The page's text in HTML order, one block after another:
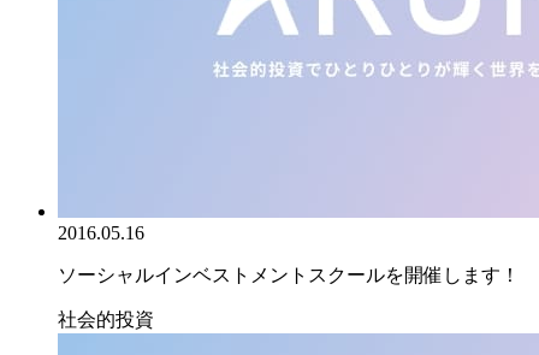
2016.05.16
ソーシャルインベストメントスクールを開催します！
社会的投資